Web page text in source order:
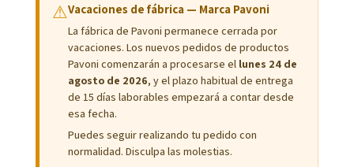
⚠Vacaciones de fábrica — Marca Pavoni
La fábrica de Pavoni permanece cerrada por
vacaciones. Los nuevos pedidos de productos
Pavoni comenzarán a procesarse el lunes 24 de
agosto de 2026, y el plazo habitual de entrega
de 15 días laborables empezará a contar desde
esa fecha.
Puedes seguir realizando tu pedido con
normalidad. Disculpa las molestias.